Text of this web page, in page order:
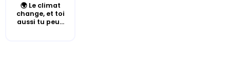
🌍 Le climat
change, et toi
aussi tu peu...